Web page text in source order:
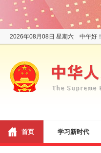
2026年08月08日 星期六 中午好！
首页 学习新时代